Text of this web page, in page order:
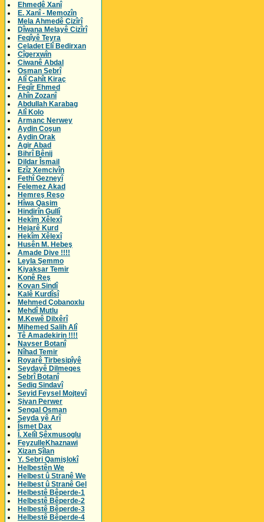
Ehmedê Xanî
E. Xanî - Memozîn
Mela Ahmedê Cizîrî
Dîwana Melayê Cizîrî
Feqîyê Teyra
Celadet Elî Bedirxan
Cîgerxwîn
Ciwanê Abdal
Osman Sebrî
Alî Cahît Kiraç
Feqîr Ehmed
Ahîn Zozanî
Abdullah Karabag
Alî Kolo
Armanc Nerwey
Aydin Coşun
Aydin Orak
Agir Abad
Bihrî Bênij
Dildar Îsmail
Ezîz Xemcivîn
Fethî Gezneyî
Felemez Akad
Hemreş Reşo
Hîwa Qasim
Hindirîn Gullî
Hekîm Xêlexî
Hejarê Kurd
Hekîm Xêlexî
Husên M. Hebeş
Amade Dive !!!!
Leyla Şemmo
Kiyaksar Temir
Konê Reş
Kovan Sindî
Kalê Kurdîsî
Mehmed Çobanoxlu
Mehdî Mutlu
M.Kewê Dilxêrî
Mihemed Salih Alî
Tê Amadekirin !!!!
Navser Botanî
Nîhad Temir
Royarê Tirbesipîyê
Seydayê Dilmeqes
Sebrî Botanî
Sediq Sindavî
Seyid Feysel Mojtevî
Şivan Perwer
Şengal Osman
Seyda yê Arî
Îsmet Dax
Î. Xelîl Şêxmusoglu
FeyzulleKhaznawi
Xizan Şîlan
Y. Sebri Qamişlokî
Helbestên We
Helbest û Stranê We
Helbest û Stranê Gel
Helbestê Bêperde-1
Helbestê Bêperde-2
Helbestê Bêperde-3
Helbestê Bêperde-4